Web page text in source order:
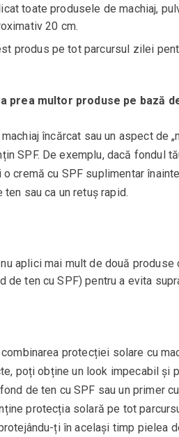
toate produsele de machiaj,
20 cm.
produs pe tot parcursul zilei
prea multor produse pe bază
încărcat sau un aspect de
SPF. De exemplu, dacă fondul
cremă cu SPF suplimentar
sau ca un retuș rapid.
aplici mai mult de două
de ten cu SPF) pentru a evita
protecției solare cu
poți obține un look impecabil și
de ten cu SPF sau un primer
protecția solară pe tot
ți în același timp pielea